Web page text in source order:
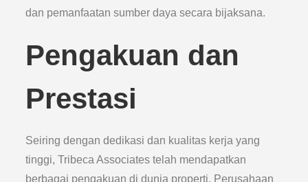
dan pemanfaatan sumber daya secara bijaksana.
Pengakuan dan
Prestasi
Seiring dengan dedikasi dan kualitas kerja yang
tinggi, Tribeca Associates telah mendapatkan
berbagai pengakuan di dunia properti. Perusahaan